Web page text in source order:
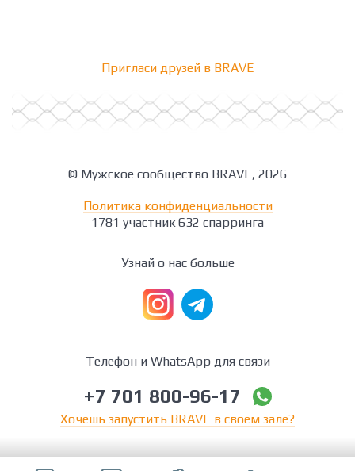
Пригласи друзей в BRAVE
© Мужское сообщество BRAVE, 2026
Политика конфиденциальности
1781 участник632 спарринга
Узнай о нас больше
Телефон и WhatsApp для связи
+7 701 800-96-17
Хочешь запустить BRAVE в своем зале?